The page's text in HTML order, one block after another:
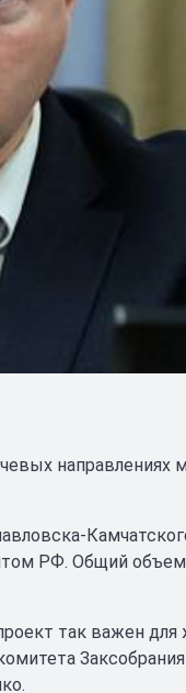
направлениях
РФ. Общий
так важен